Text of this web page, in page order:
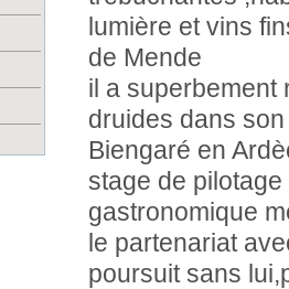
lumière et vins
de Mende
il a superbement
druides dans
Biengaré en
stage de pilotage
gastronomique
le partenariat
poursuit sans